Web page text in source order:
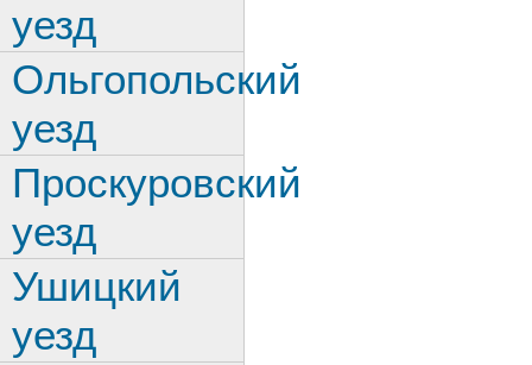
уезд
Ольгопольский
уезд
Проскуровский
уезд
Ушицкий
уезд